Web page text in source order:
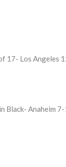
17- Los Angeles
Black- Anaheim